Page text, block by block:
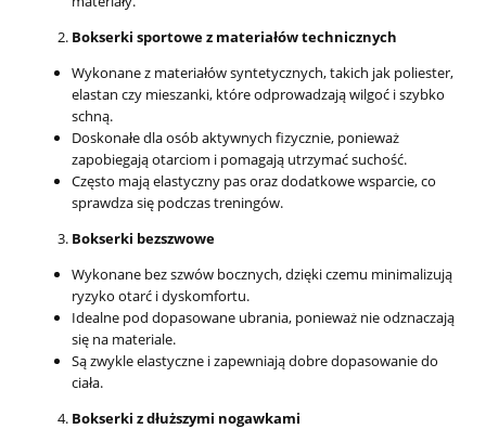
Bokserki sportowe z materiałów technicznych
Wykonane z materiałów syntetycznych, takich jak poliester,
elastan czy mieszanki, które odprowadzają wilgoć i szybko
schną.
Doskonałe dla osób aktywnych fizycznie, ponieważ
zapobiegają otarciom i pomagają utrzymać suchość.
Często mają elastyczny pas oraz dodatkowe wsparcie, co
sprawdza się podczas treningów.
Bokserki bezszwowe
Wykonane bez szwów bocznych, dzięki czemu minimalizują
ryzyko otarć i dyskomfortu.
Idealne pod dopasowane ubrania, ponieważ nie odznaczają
się na materiale.
Są zwykle elastyczne i zapewniają dobre dopasowanie do
ciała.
Bokserki z dłuższymi nogawkami